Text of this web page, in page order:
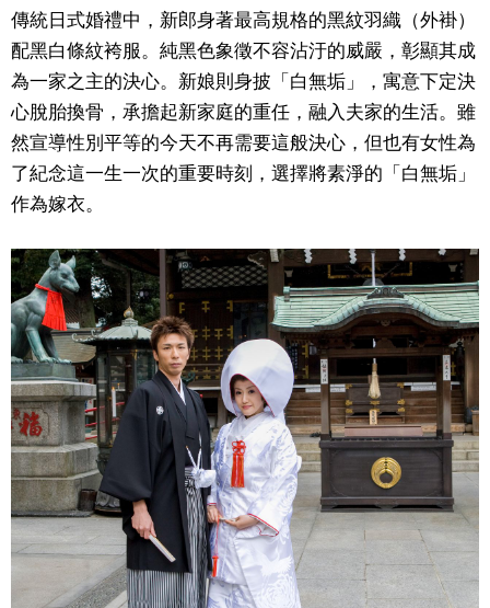
生活
運動
娛樂
教育
工作勞動
家庭
醫療健康
語言
東京
編輯部通知
傳統日式婚禮中，新郎身著最高規格的黑紋羽織（外褂）
配黑白條紋袴服。純黑色象徵不容沾汙的威嚴，彰顯其成
為一家之主的決心。新娘則身披「白無垢」，寓意下定決
心脫胎換骨，承擔起新家庭的重任，融入夫家的生活。雖
然宣導性別平等的今天不再需要這般決心，但也有女性為
了紀念這一生一次的重要時刻，選擇將素淨的「白無垢」
作為嫁衣。